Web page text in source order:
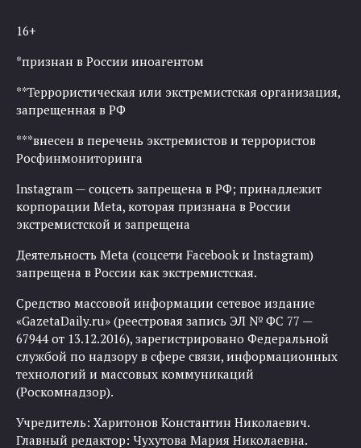
16+
*признан в России иноагентом
**Террористическая или экстремистская организация,
запрещенная в РФ
***внесен в перечень экстремистов и террористов
Росфинмониторинга
Instagram — соцсеть запрещена в РФ; принадлежит
корпорации Meta, которая признана в России
экстремистской и запрещена
Деятельность Meta (соцсети Facebook и Instagram)
запрещена в России как экстремистская.
Средство массовой информации сетевое издание
«GazetaDaily.ru» (реестровая запись ЭЛ № ФС 77 —
67944 от 13.12.2016), зарегистрировано Федеральной
службой по надзору в сфере связи, информационных
технологий и массовых коммуникаций
(Роскомнадзор).
Учредитель: Харитонов Константин Николаевич.
Главный редактор: Чухутова Мария Николаевна.